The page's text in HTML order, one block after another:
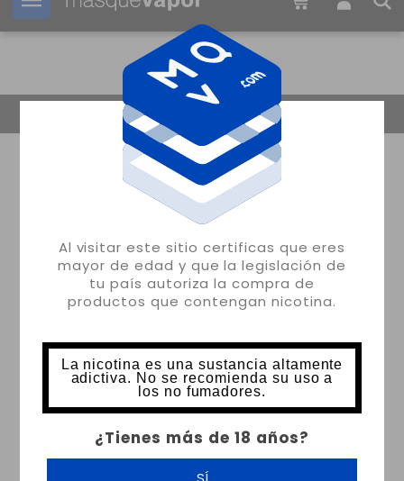
Al visitar este sitio certificas que eres
mayor de edad y que la legislación de
tu país autoriza la compra de
productos que contengan nicotina.
La nicotina es una sustancia altamente
adictiva. No se recomienda su uso a
los no fumadores.
¿Tienes más de 18 años?
Tu pedido puede ser enviado en 11m: 59s